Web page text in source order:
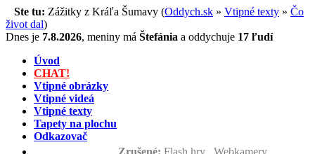
Ste tu: Zážitky z Kráľa Šumavy (Oddych.sk » Vtipné texty » Čo
život dal)
Dnes je 7.8.2026, meniny má Štefánia a oddychuje 17 ľudí
Úvod
CHAT!
Vtipné obrázky
Vtipné videá
Vtipné texty
Tapety na plochu
Odkazovač
Zrušené: Flash hry Webkamery